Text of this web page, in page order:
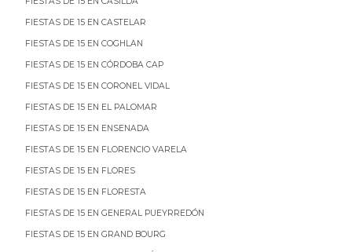
FIESTAS DE 15 EN CASTELAR
FIESTAS DE 15 EN COGHLAN
FIESTAS DE 15 EN CÓRDOBA CAP
FIESTAS DE 15 EN CORONEL VIDAL
FIESTAS DE 15 EN EL PALOMAR
FIESTAS DE 15 EN ENSENADA
FIESTAS DE 15 EN FLORENCIO VARELA
FIESTAS DE 15 EN FLORES
FIESTAS DE 15 EN FLORESTA
FIESTAS DE 15 EN GENERAL PUEYRREDÓN
FIESTAS DE 15 EN GRAND BOURG